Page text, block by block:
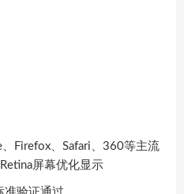
Firefox、Safari、360等主流
屏幕优化显示